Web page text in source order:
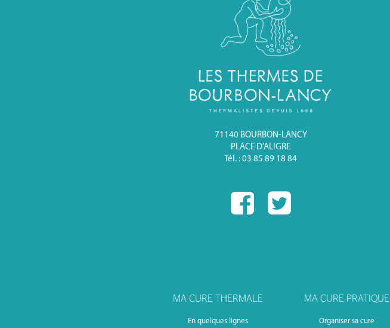
71140 BOURBON-LANCY
PLACE D’ALIGRE
Tél. : 03 85 89 18 84
MA CURE THERMALE
En quelques lignes
MA CURE PRATIQUE
Organiser sa cure